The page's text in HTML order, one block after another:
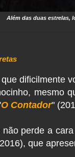
Além das duas estrelas,
dificilmente
mesmo
O Contador"
não perde a
que